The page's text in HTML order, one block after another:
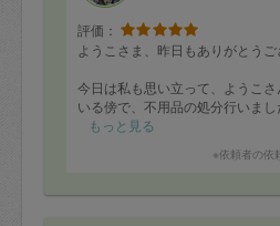
評価：
ようこさま、昨日もありがとうご
今日は私も思い立って、ようこ
いる傍で、不用品の処分行いま
も綺麗に整えてくださっている
で、引き続き頑張りますので、
もっと見る
※依頼者の依